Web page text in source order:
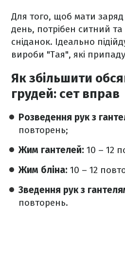
Для того, щоб мати заряд
день, потрібен ситний
сніданок. Ідеально
вироби "Тая", які
Як збільшити
грудей: сет вправ
Розведення рук з
повторень;
Жим гантелей: 10 – 12
Жим бліна: 10 – 12
Зведення рук з
повторень.